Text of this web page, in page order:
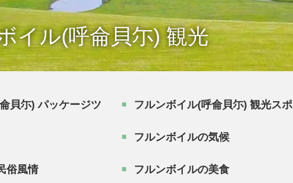
イル(呼侖貝尓) 観光
貝尓) パッケージツ
フルンボイル(呼侖貝尓) 観光ス
フルンボイルの気候
俗風情 フルンボイルの美食